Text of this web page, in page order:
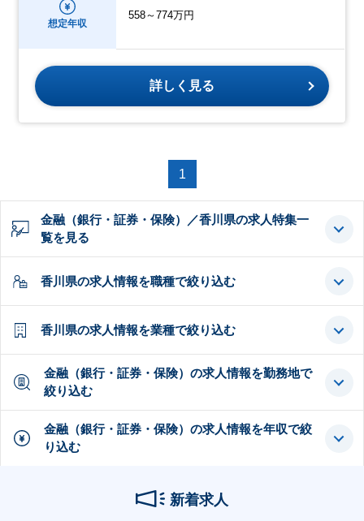
想定年収
558～774万円
詳しく見る
1
金融（銀行・証券・保険）／香川県の求人特集一
覧を見る
香川県の求人情報を職種で絞り込む
香川県の求人情報を業種で絞り込む
金融（銀行・証券・保険）の求人情報を勤務地で
絞り込む
金融（銀行・証券・保険）の求人情報を年収で絞
り込む
新着求人